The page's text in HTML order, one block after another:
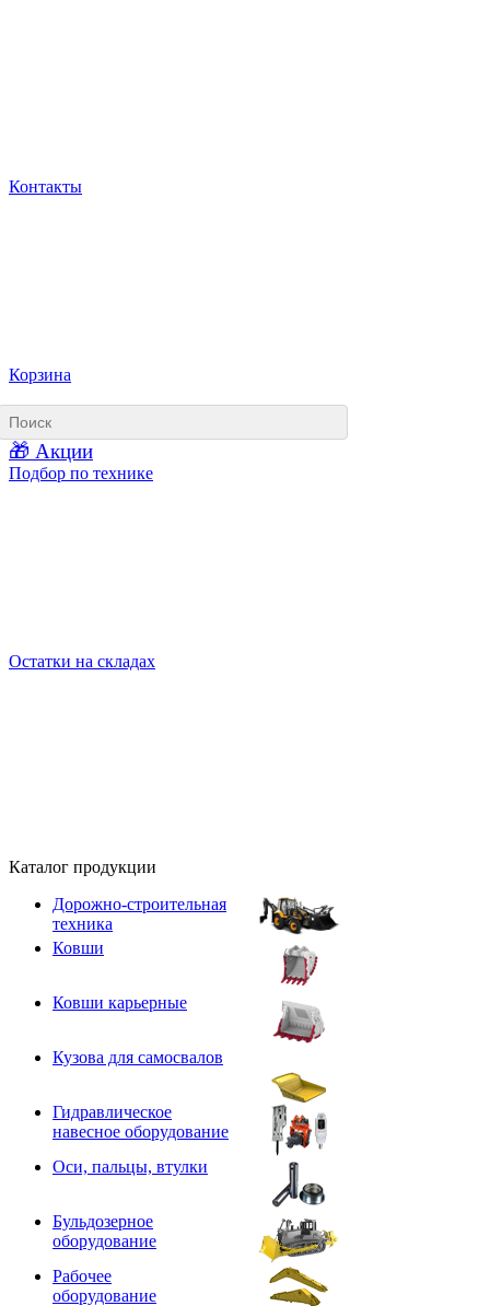
Контакты
Корзина
🎁 Акции
Подбор по технике
Остатки на складах
Каталог продукции
Дорожно-строительная
техника
Ковши
Ковши карьерные
Кузова для самосвалов
Гидравлическое
навесное оборудование
Оси, пальцы, втулки
Бульдозерное
оборудование
Рабочее
оборудование